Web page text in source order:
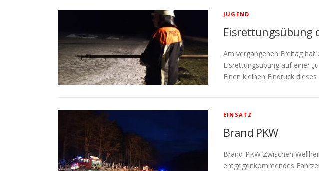
JUGEND
Eisrettungsübung
Am vergangenen Freitag hat
Eisrettungsübung auf einer
Einen kleinen Eindruck
EINSATZ
Brand PKW
Brand-PKW Zwischen
entgegenkommendes